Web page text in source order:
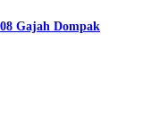
Gajah Dompak